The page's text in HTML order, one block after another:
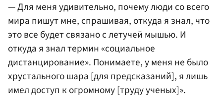
— Для меня удивительно, почему люди со всего
мира пишут мне, спрашивая, откуда я знал, что
это все будет связано с летучей мышью. И
откуда я знал термин «социальное
дистанцирование». Понимаете, у меня не было
хрустального шара [для предсказаний], я лишь
имел доступ к огромному [труду ученых]».